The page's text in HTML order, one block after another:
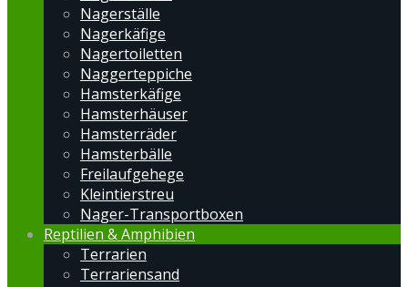
Nagerställe
Nagerkäfige
Nagertoiletten
Naggerteppiche
Hamsterkäfige
Hamsterhäuser
Hamsterräder
Hamsterbälle
Freilaufgehege
Kleintierstreu
Nager-Transportboxen
Reptilien & Amphibien
Terrarien
Terrariensand